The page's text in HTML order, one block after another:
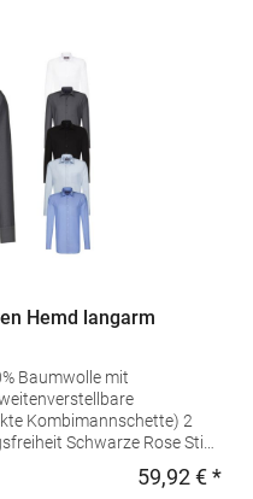
Hemd langarm
Baumwolle mit
Kombimannschette) 2
Rose Stick
BaumwolleAngaben zur
59,92 € *